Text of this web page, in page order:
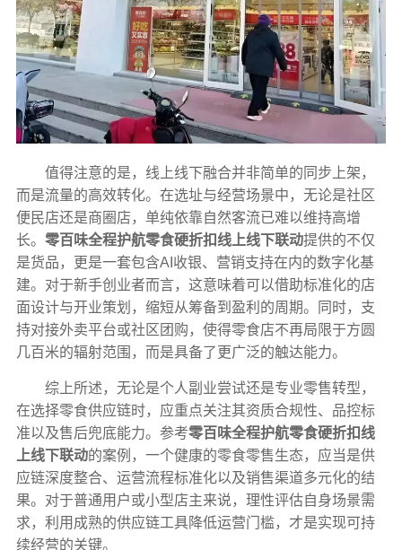
值得注意的是，线上线下融合并非简单的同步上架，
而是流量的高效转化。在选址与经营场景中，无论是社区
便民店还是商圈店，单纯依靠自然客流已难以维持高增
长。 零百味全程护航零食硬折扣线上线下联动提供的不仅
是货品，更是一套包含AI收银、营销支持在内的数字化基
建。对于新手创业者而言，这意味着可以借助标准化的店
面设计与开业策划，缩短从筹备到盈利的周期。同时，支
持对接外卖平台或社区团购，使得零食店不再局限于方圆
几百米的辐射范围，而是具备了更广泛的触达能力。
综上所述，无论是个人副业尝试还是专业零售转型，
在选择零食供应链时，应重点关注其资质合规性、品控标
准以及售后兜底能力。参考零百味全程护航零食硬折扣线
上线下联动的案例，一个健康的零食零售生态，应当是供
应链深度整合、运营流程标准化以及销售渠道多元化的结
果。对于普通用户或小型店主来说，理性评估自身场景需
求，利用成熟的供应链工具降低运营门槛，才是实现可持
续经营的关键。